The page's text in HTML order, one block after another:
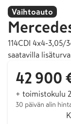
Vaihtoauto
114CDI 4x4-3,05/
saatavilla
42 900
+ toimistokulu
30 päivän alin